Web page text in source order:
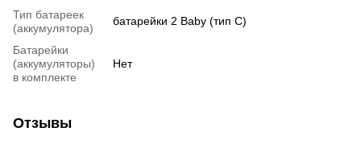
Тип батареек
(аккумулятора)
батарейки 2 Baby (тип C)
Батарейки
(аккумуляторы)
в комплекте
Нет
Отзывы